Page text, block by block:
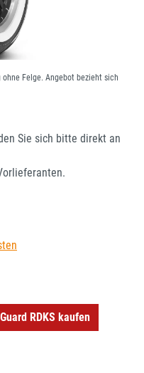
Felge. Angebot bezieht sich
Sie sich bitte direkt an
RDKS kaufen